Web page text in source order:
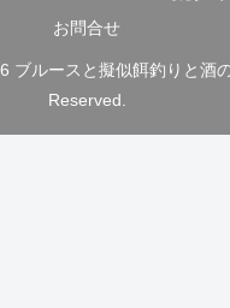
お問合せ
ブルースと擬似餌釣りと酒
Reserved.